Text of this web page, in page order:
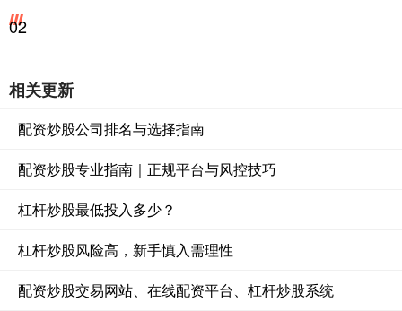
02
相关更新
配资炒股公司排名与选择指南
配资炒股专业指南｜正规平台与风控技巧
杠杆炒股最低投入多少？
杠杆炒股风险高，新手慎入需理性
配资炒股交易网站、在线配资平台、杠杆炒股系统